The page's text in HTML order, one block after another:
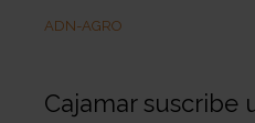
ADN-AGRO
Cajamar suscribe